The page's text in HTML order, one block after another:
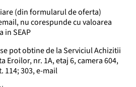
(din formularul de oferta)
nu corespunde cu valoarea
in SEAP
pot obtine de la Serviciul Achizitii
Eroilor, nr. 1A, etaj 6, camera 604,
114; 303, e-mail